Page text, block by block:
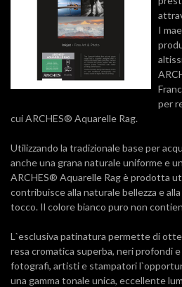
I
per
cui ARCHES® Aquarelle Rag.
Utilizzando la tradizionale base per
anche una grana naturale uniforme e
ARCHES® Aquarelle Rag è prodotta
contribuisce alla naturale bellezza e
tocco. Il colore bianco puro non
L`esclusiva patinatura permette di
resa cromatica superba, neri profondi
fotografi, artisti e stampatori
una gamma tonale unica, eccellente